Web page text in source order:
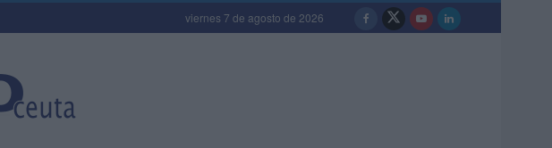
viernes 7 de agosto de 2026